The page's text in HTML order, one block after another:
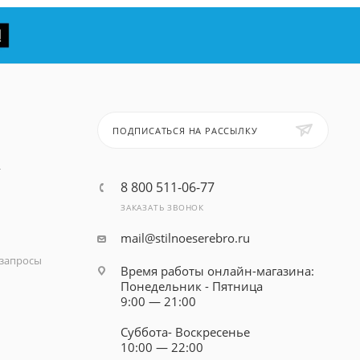
ПОДПИСАТЬСЯ НА РАССЫЛКУ
8 800 511-06-77
ЗАКАЗАТЬ ЗВОНОК
mail@stilnoeserebro.ru
Время работы онлайн-магазина:
Понедельник - Пятница
9:00 — 21:00
Суббота- Воскресенье
10:00 — 22:00